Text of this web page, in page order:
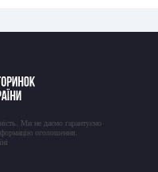
Ми не даємо гарантуємо
оголошення.